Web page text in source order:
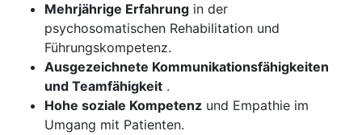
Mehrjährige Erfahrung in der
psychosomatischen Rehabilitation und
Führungskompetenz.
Ausgezeichnete Kommunikationsfähigkeiten
und Teamfähigkeit .
Hohe soziale Kompetenz und Empathie im
Umgang mit Patienten.